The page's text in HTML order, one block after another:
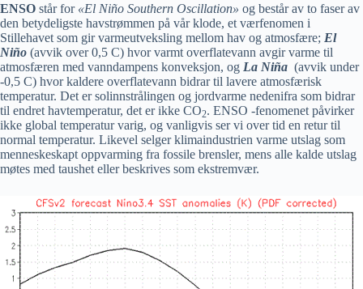
ENSO står for «El Niño Southern Oscillation» og består av to faser av
den betydeligste havstrømmen på vår klode, et værfenomen i
Stillehavet som gir varmeutveksling mellom hav og atmosfære; El
Niño (avvik over 0,5 C) hvor varmt overflatevann avgir varme til
atmosfæren med vanndampens konveksjon, og La Niña (avvik under
-0,5 C) hvor kaldere overflatevann bidrar til lavere atmosfærisk
temperatur. Det er solinnstrålingen og jordvarme nedenifra som bidrar
til endret havtemperatur, det er ikke CO2. ENSO -fenomenet påvirker
ikke global temperatur varig, og vanligvis ser vi over tid en retur til
normal temperatur. Likevel selger klimaindustrien varme utslag som
menneskeskapt oppvarming fra fossile brensler, mens alle kalde utslag
møtes med taushet eller beskrives som ekstremvær.